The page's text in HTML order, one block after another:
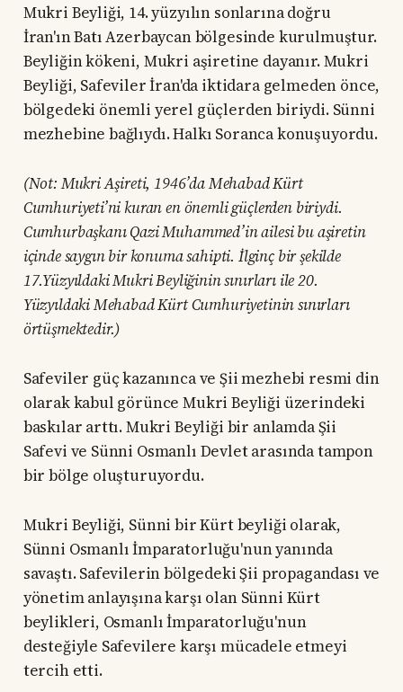
Mukri Beyliği, 14. yüzyılın sonlarına doğru
İran'ın Batı Azerbaycan bölgesinde kurulmuştur.
Beyliğin kökeni, Mukri aşiretine dayanır. Mukri
Beyliği, Safeviler İran'da iktidara gelmeden önce,
bölgedeki önemli yerel güçlerden biriydi. Sünni
mezhebine bağlıydı. Halkı Soranca konuşuyordu.
(Not: Mukri Aşireti, 1946’da Mehabad Kürt
Cumhuriyeti’ni kuran en önemli güçlerden biriydi.
Cumhurbaşkanı Qazi Muhammed’in ailesi bu aşiretin
içinde saygın bir konuma sahipti. İlginç bir şekilde
17.Yüzyıldaki Mukri Beyliğinin sınırları ile 20.
Yüzyıldaki Mehabad Kürt Cumhuriyetinin sınırları
örtüşmektedir.)
Safeviler güç kazanınca ve Şii mezhebi resmi din
olarak kabul görünce Mukri Beyliği üzerindeki
baskılar arttı. Mukri Beyliği bir anlamda Şii
Safevi ve Sünni Osmanlı Devlet arasında tampon
bir bölge oluşturuyordu.
Mukri Beyliği, Sünni bir Kürt beyliği olarak,
Sünni Osmanlı İmparatorluğu'nun yanında
savaştı. Safevilerin bölgedeki Şii propagandası ve
yönetim anlayışına karşı olan Sünni Kürt
beylikleri, Osmanlı İmparatorluğu'nun
desteğiyle Safevilere karşı mücadele etmeyi
tercih etti.